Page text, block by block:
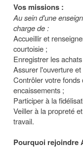
Vos missions :
Au sein d'une
charge de :
Accueillir et
courtoisie ;
Enregistrer les
Assurer l'ouverture
Contrôler votre fonds
encaissements ;
Participer à la
Veiller à la propreté
travail.
Pourquoi rejoindre